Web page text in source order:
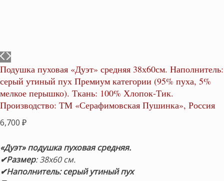
Подушка пуховая «Дуэт» средняя 38х60см. Наполнитель:
серый утиный пух Премиум категории (95% пуха, 5%
мелкое перышко). Ткань: 100% Хлопок-Тик.
Производство: ТМ «Серафимовская Пушинка», Россия
6,700 ₽
«Дуэт» подушка пуховая средняя.
✔Размер: 38х60 см.
✔Наполнитель:серый утиный пух